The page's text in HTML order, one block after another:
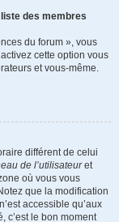
des membres
du forum », vous
cette option vous
et vous-même.
différent de celui
de l’utilisateuret
où vous vous
que la modification
accessible qu’aux
c’est le bon moment